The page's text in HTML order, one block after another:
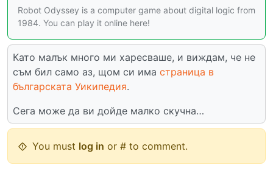
Robot Odyssey is a computer game about digital logic from
1984. You can play it online here!
Като малък много ми харесваше, и виждам, че не
съм бил само аз, щом си има страница в
българската Уикипедия.
Сега може да ви дойде малко скучна…
You must log in or # to comment.